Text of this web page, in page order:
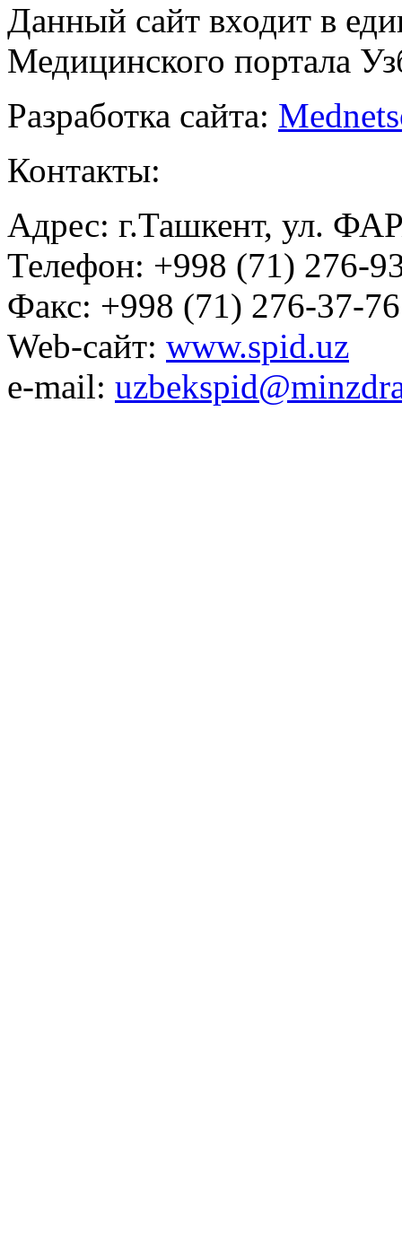
Данный сайт входит в
Медицинского портала
Разработка сайта:
Контакты:
Адрес: г.Ташкент, ул.
Телефон: +998 (71) 276-
Факс: +998 (71) 276-37-76
Web-сайт: www.spid.uz
e-mail: